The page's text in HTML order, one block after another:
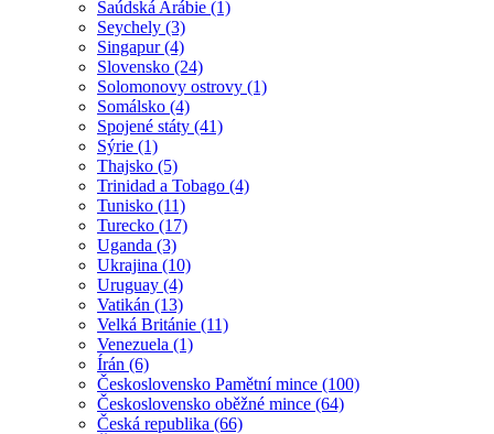
Saúdská Arábie (1)
Seychely (3)
Singapur (4)
Slovensko (24)
Solomonovy ostrovy (1)
Somálsko (4)
Spojené státy (41)
Sýrie (1)
Thajsko (5)
Trinidad a Tobago (4)
Tunisko (11)
Turecko (17)
Uganda (3)
Ukrajina (10)
Uruguay (4)
Vatikán (13)
Velká Británie (11)
Venezuela (1)
Írán (6)
Československo Pamětní mince (100)
Československo oběžné mince (64)
Česká republika (66)